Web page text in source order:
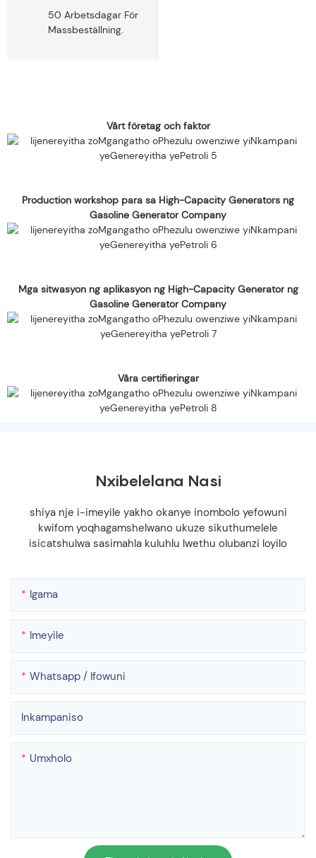
50 Arbetsdagar För
Massbeställning.
Vårt företag och faktor
Production workshop para sa High-Capacity Generators ng
Gasoline Generator Company
Mga sitwasyon ng aplikasyon ng High-Capacity Generator ng
Gasoline Generator Company
Våra certifieringar
Nxibelelana Nasi
shiya nje i-imeyile yakho okanye inombolo yefowuni
kwifom yoqhagamshelwano ukuze sikuthumelele
isicatshulwa sasimahla kuluhlu lwethu olubanzi loyilo
Igama
Imeyile
Whatsapp / Ifowuni
Inkampaniso
Umxholo